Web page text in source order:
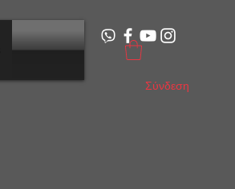
Σύνδεση